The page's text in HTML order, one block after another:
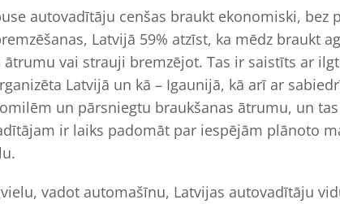
autovadītāju cenšas braukt ekonomiski, bez
Latvijā 59% atzīst, ka mēdz braukt
vai strauji bremzējot. Tas ir saistīts ar
Latvijā un kā – Igaunijā, kā arī ar
un pārsniegtu braukšanas ātrumu, un
ir laiks padomāt par iespējām plānoto
vadot automašīnu, Latvijas autovadītāju